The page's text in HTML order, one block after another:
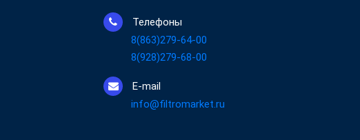
Телефоны
8(863)279-64-00
8(928)279-68-00
E-mail
info@filtromarket.ru